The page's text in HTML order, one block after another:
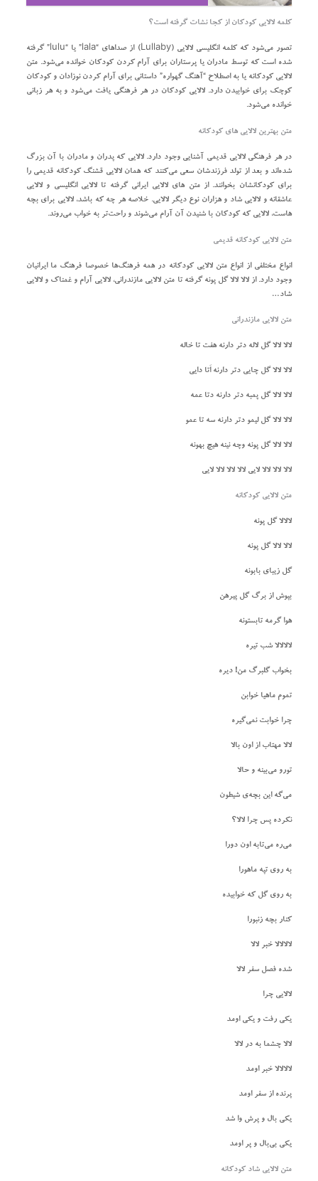
کلمه لالایی کودکان از کجا نشات گرفته است؟
تصور می‌شود که کلمه انگلیسی لالایی (Lullaby) از صدا‌های “lala” یا “lulu” گرفته
شده است که توسط مادران یا پرستاران برای آرام کردن کودکان خوانده می‌شود. متن
لالایی کودکانه یا به اصطلاح “آهنگ گهواره” داستانی برای آرام کردن نوزادان و کودکان
کوچک برای خوابیدن دارد. لالایی کودکان در هر فرهنگی یافت می‌شود و به هر زبانی
خوانده می‌شود.
متن بهترین لالایی‌ های کودکانه
در هر فرهنگی لالایی قدیمی آشنایی وجود دارد. لالایی که پدران و مادران با آن بزرگ
شده‌اند و بعد از تولد فرزندشان سعی می‌کنند که همان لالایی قشنگ کودکانه قدیمی را
برای کودکانشان بخوانند. از متن های لالایی ایرانی گرفته تا لالایی انگلیسی و لالایی
عاشقانه و لالایی شاد و هزاران نوع دیگر لالایی. خلاصه هر چه که باشد، لالایی برای بچه
هاست، لالایی که کودکان با شنیدن آن آرام می‌شوند و راحت‌تر به خواب ‌می‌روند.
متن لالایی کودکانه قدیمی
انواع مختلفی از انواع متن لالایی کودکانه در همه فرهنگ‌ها خصوصا فرهنگ ما ایرانیان
وجود دارد. از لالا لالا گل پونه گرفته تا متن لالایی مازندرانی، لالایی آرام و غمناک و لالایی
شاد…
متن لالایی مازندرانی
لالا لالا گل لاله دتر دارنه هفت تا خاله
لالا لالا گل چایی دتر دارنه اَتا دایی
لالا لالا گل پمبه دتر دارنه دتا عمه
لالا لالا گل لیمو دتر دارنه سه تا عمو
لالا لالا گل پونه وچه نینه هیچ بهونه
لالا لالا لالا لایی لالا لالا لالا لایی
متن لالایی کودکانه
لالالا گل پونه
لالا لالا گل پونه
گل زیبای بابونه
بپوش از برگ گل پیرهن
هوا گرمه تابستونه
لالالالا شب تیره
بخواب گلبرگ من! دیره
تموم ماهیا خوابن
چرا خوابت نمی‌گیره
لالا مهتاب از اون بالا
تورو می‌بینه و حالا
می‌گه این بچه‌ی شیطون
نکرده پس چرا لالا؟
می‌ره می‌تابه اون دورا
به روی تپه ماهورا
به روی گل که خوابیده
کنار بچه زنبورا
لالالالا خبر لالا
شده فصل سفر لالا
لالایی چرا
یکی رفت و یکی اومد
لالا چشما به در لالا
لالالالا خبر اومد
پرنده از سفر اومد
یکی بال و پرش وا شد
یکی بی‌بال و پر اومد
متن لالایی شاد کودکانه